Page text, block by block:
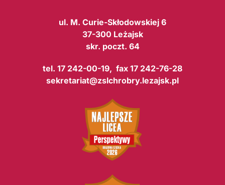
ul. M. Curie-Skłodowskiej 6
37-300 Leżajsk
skr. poczt. 64
tel. 17 242-00-19, fax 17 242-76-28
sekretariat@zslchrobry.lezajsk.pl